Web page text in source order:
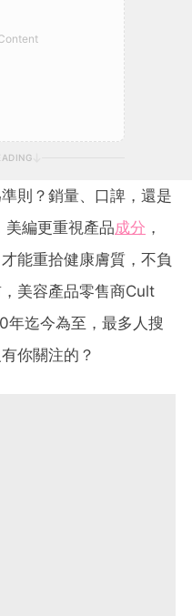
則？銷量、口諀，還是
美編更重視產品成分 ，
能重拾健康膚質，不負
美容產品零售商Cult
年迄今為至，最多人搜
你關注的？